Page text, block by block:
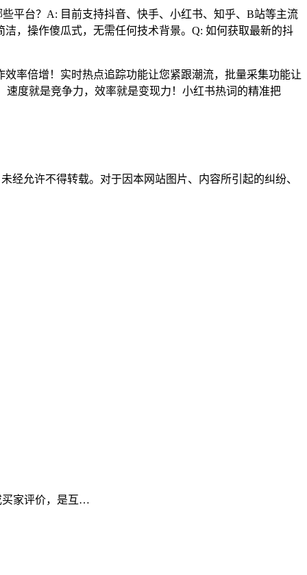
平台？A: 目前支持抖音、快手、小红书、知乎、B站等主流
，操作傻瓜式，无需任何技术背景。Q: 如何获取最新的抖
率倍增！实时热点追踪功能让您紧跟潮流，批量采集功能让
度就是竞争力，效率就是变现力！小红书热词的精准把
经允许不得转载。对于因本网站图片、内容所引起的纠纷、
买家评价，是互…